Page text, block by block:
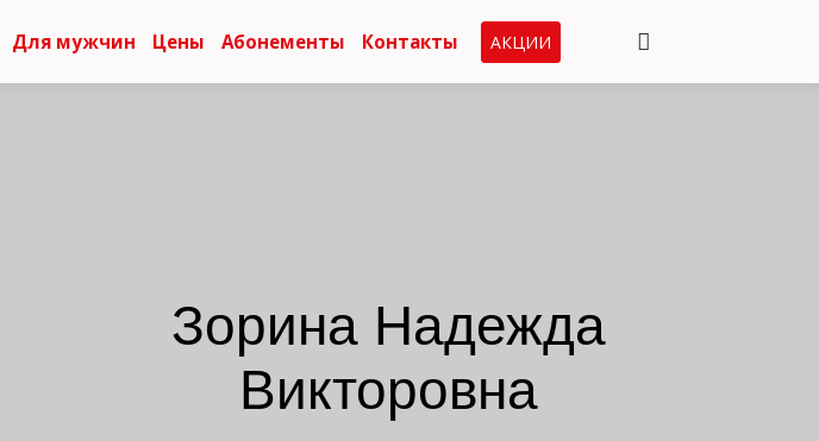
Для мужчин Цены Абонементы Контакты АКЦИИ
Зорина Надежда
Викторовна